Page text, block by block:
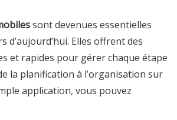
sont devenues essentielles
d’aujourd’hui. Elles offrent des
et rapides pour gérer chaque étape
la planification à l’organisation sur
application, vous pouvez